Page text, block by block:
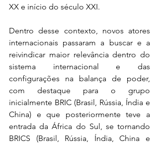
XX e início do século XXI.
Dentro desse contexto, novos atores
internacionais passaram a buscar e a
reivindicar maior relevância dentro do
sistema internacional e das
configurações na balança de poder,
com destaque para o grupo
inicialmente BRIC (Brasil, Rússia, Índia e
China) e que posteriormente teve a
entrada da África do Sul, se tornando
BRICS (Brasil, Rússia, Índia, China e